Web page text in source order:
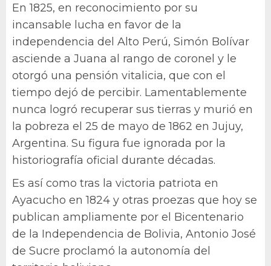
En 1825, en reconocimiento por su
incansable lucha en favor de la
independencia del Alto Perú, Simón Bolívar
asciende a Juana al rango de coronel y le
otorgó una pensión vitalicia, que con el
tiempo dejó de percibir. Lamentablemente
nunca logró recuperar sus tierras y murió en
la pobreza el 25 de mayo de 1862 en Jujuy,
Argentina. Su figura fue ignorada por la
historiografía oficial durante décadas.
Es así como tras la victoria patriota en
Ayacucho en 1824 y otras proezas que hoy se
publican ampliamente por el Bicentenario
de la Independencia de Bolivia, Antonio José
de Sucre proclamó la autonomía del